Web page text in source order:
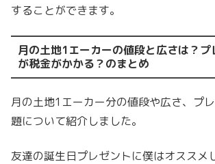
することができます。
月の土地1エーカーの値段と広さは？プ
が税金がかかる？のまとめ
月の土地1エーカー分の値段や広さ、プ
題について紹介しました。
友達の誕生日プレゼントに僕はオススメ